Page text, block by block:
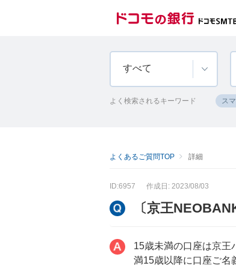
すべて
よく検索されるキーワード ス
よくあるご質問TOP 詳細
ID:6957 作成日: 2023/08/03
〔京王
15歳未満の口座は京王
満15歳以降に口座ご名